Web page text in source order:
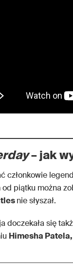
– jak
członkowie
od piątku można
nie słyszał.
doczekała się
Himesha Patela,